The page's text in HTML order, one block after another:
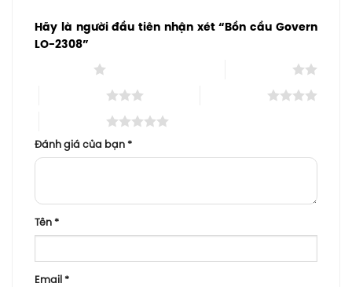
Hãy là người đầu tiên nhận xét “Bồn cầu Govern
LO-2308”
Đánh giá của bạn *
Tên *
Email *